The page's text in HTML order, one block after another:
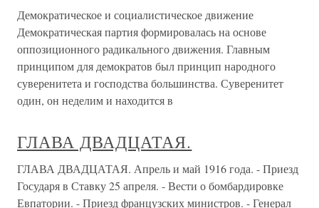
Демократическое и социалистическое движение
Демократическая партия формировалась на основе
оппозиционного радикального движения. Главным
принципом для демократов был принцип народного
суверенитета и господства большинства. Суверенитет
один, он неделим и находится в
ГЛАВА ДВАДЦАТАЯ.
ГЛАВА ДВАДЦАТАЯ. Апрель и май 1916 года. - Приезд
Государя в Ставку 25 апреля. - Вести о бомбардировке
Евпатории. - Приезд французских министров. - Генерал